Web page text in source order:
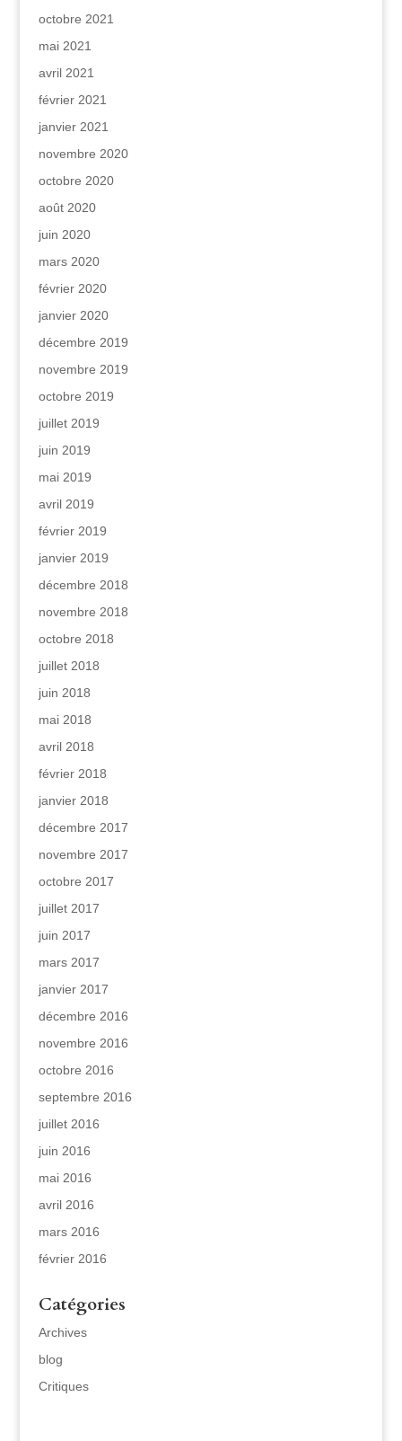
octobre 2021
mai 2021
avril 2021
février 2021
janvier 2021
novembre 2020
octobre 2020
août 2020
juin 2020
mars 2020
février 2020
janvier 2020
décembre 2019
novembre 2019
octobre 2019
juillet 2019
juin 2019
mai 2019
avril 2019
février 2019
janvier 2019
décembre 2018
novembre 2018
octobre 2018
juillet 2018
juin 2018
mai 2018
avril 2018
février 2018
janvier 2018
décembre 2017
novembre 2017
octobre 2017
juillet 2017
juin 2017
mars 2017
janvier 2017
décembre 2016
novembre 2016
octobre 2016
septembre 2016
juillet 2016
juin 2016
mai 2016
avril 2016
mars 2016
février 2016
Catégories
Archives
blog
Critiques